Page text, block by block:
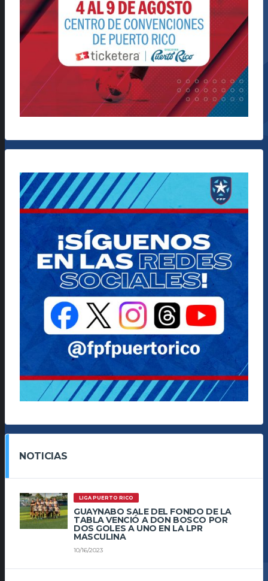
NOTICIAS
LIGA PUERTO RICO
GUAYNABO SALE DEL FONDO DE LA
TABLA VENCIÓ A DON BOSCO POR
DOS GOLES A UNO EN LA LPR
MASCULINA
10/16/2023